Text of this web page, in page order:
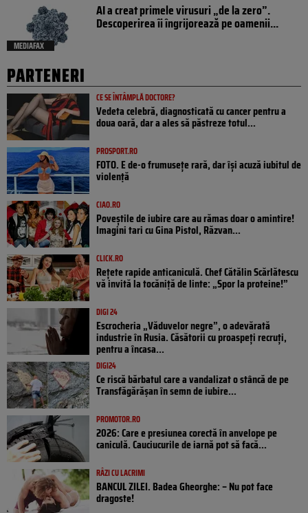
MEDIAFAX
AI a creat primele virusuri „de la zero”.
Descoperirea îi îngrijorează pe oamenii...
PARTENERI
CE SE ÎNTÂMPLĂ DOCTORE?
Vedeta celebră, diagnosticată cu cancer pentru a
doua oară, dar a ales să păstreze totul...
PROSPORT.RO
FOTO. E de-o frumusețe rară, dar își acuză iubitul de
violență
CIAO.RO
Poveştile de iubire care au rămas doar o amintire!
Imagini tari cu Gina Pistol, Răzvan...
CLICK.RO
Rețete rapide anticaniculă. Chef Cătălin Scărlătescu
vă invită la tocăniță de linte: „Spor la proteine!”
DIGI 24
Escrocheria „Văduvelor negre”, o adevărată
industrie în Rusia. Căsătorii cu proaspeți recruți,
pentru a încasa...
DIGI24
Ce riscă bărbatul care a vandalizat o stâncă de pe
Transfăgărășan în semn de iubire...
PROMOTOR.RO
2026: Care e presiunea corectă în anvelope pe
caniculă. Cauciucurile de iarnă pot să facă...
RÂZI CU LACRIMI
BANCUL ZILEI. Badea Gheorghe: – Nu pot face
dragoste!